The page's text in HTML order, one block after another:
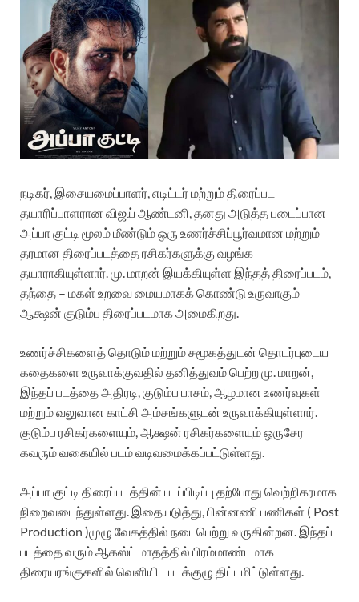
நடிகர், இசையமைப்பாளர், எடிட்டர் மற்றும் திரைப்பட
தயாரிப்பாளரான விஜய் ஆண்டனி, தனது அடுத்த படைப்பான
அப்பா குட்டி மூலம் மீண்டும் ஒரு உணர்ச்சிப்பூர்வமான மற்றும்
தரமான திரைப்படத்தை ரசிகர்களுக்கு வழங்க
தயாராகியுள்ளார். மு. மாறன் இயக்கியுள்ள இந்தத் திரைப்படம்,
தந்தை – மகள் உறவை மையமாகக் கொண்டு உருவாகும்
ஆக்ஷன் குடும்ப திரைப்படமாக அமைகிறது.
உணர்ச்சிகளைத் தொடும் மற்றும் சமூகத்துடன் தொடர்புடைய
கதைகளை உருவாக்குவதில் தனித்துவம் பெற்ற மு. மாறன்,
இந்தப் படத்தை அதிரடி, குடும்ப பாசம், ஆழமான உணர்வுகள்
மற்றும் வலுவான காட்சி அம்சங்களுடன் உருவாக்கியுள்ளார்.
குடும்ப ரசிகர்களையும், ஆக்ஷன் ரசிகர்களையும் ஒருசேர
கவரும் வகையில் படம் வடிவமைக்கப்பட்டுள்ளது.
அப்பா குட்டி திரைப்படத்தின் படப்பிடிப்பு தற்போது வெற்றிகரமாக
நிறைவடைந்துள்ளது. இதையடுத்து, பின்னணி பணிகள் ( Post
Production )முழு வேகத்தில் நடைபெற்று வருகின்றன. இந்தப்
படத்தை வரும் ஆகஸ்ட் மாதத்தில் பிரம்மாண்டமாக
திரையரங்குகளில் வெளியிட படக்குழு திட்டமிட்டுள்ளது.